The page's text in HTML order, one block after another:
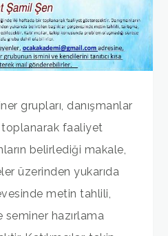
grupları, danışmanlar
faaliyet
belirlediği makale,
üzerinden yukarıda
metin tahlili,
hazırlama